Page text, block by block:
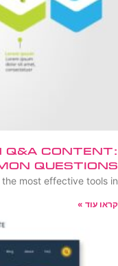
Content:
Questions
most effective tools in
קראו עוד »